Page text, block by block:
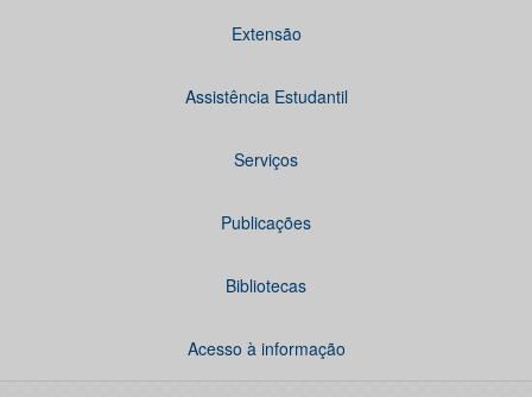
Extensão
Assistência Estudantil
Serviços
Publicações
Bibliotecas
Acesso à informação